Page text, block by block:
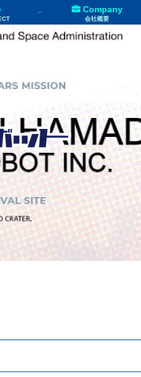
Company
会社概要